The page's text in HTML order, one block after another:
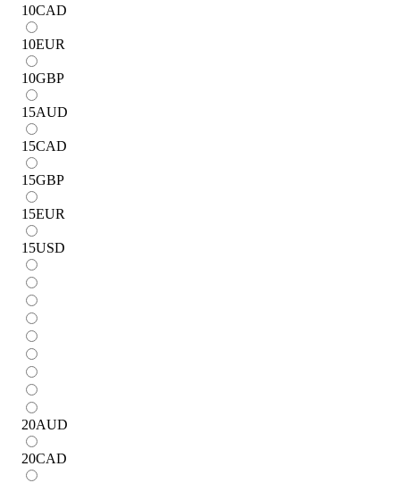
10CAD
10EUR
10GBP
15AUD
15CAD
15GBP
15EUR
15USD
20AUD
20CAD